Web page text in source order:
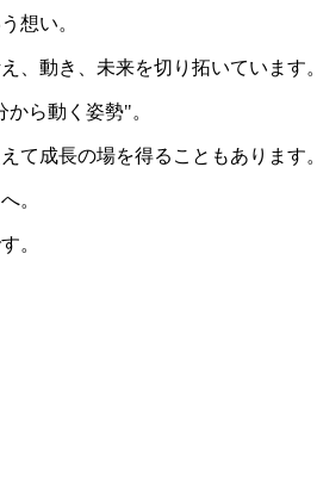
想い。
、動き、未来を切り拓いています。
ら動く姿勢"。
て成長の場を得ることもあります。
。
。